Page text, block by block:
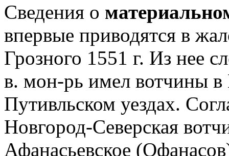
Сведения о
впервые приводятся в
Грозного 1551 г. Из нее
в. мон-рь имел вотчины
Путивльском уездах.
Новгород-Северская
Афанасьевское